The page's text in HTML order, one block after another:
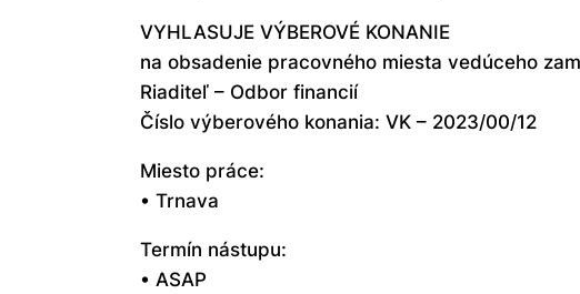
VYHLASUJE VÝBEROVÉ KONANIE
na obsadenie pracovného miesta vedúceho
Riaditeľ – Odbor financií
Číslo výberového konania: VK – 2023/00/12
Miesto práce:
• Trnava
Termín nástupu:
• ASAP